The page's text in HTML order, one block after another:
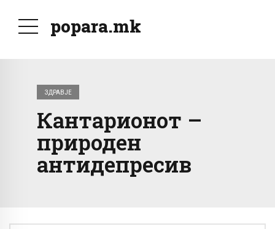
popara.mk
ЗДРАВЈЕ
Кантарионот –
природен
антидепресив